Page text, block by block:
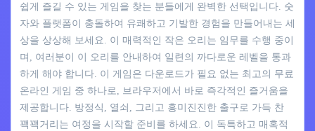
쉽게 즐길 수 있는 게임을 찾는 분들에게 완벽한 선택입니다. 숫
자와 플랫폼이 충돌하여 유쾌하고 기발한 경험을 만들어내는 세
상을 상상해 보세요. 이 매력적인 작은 오리는 임무를 수행 중이
며, 여러분이 이 오리를 안내하여 일련의 까다로운 레벨을 통과
하게 해야 합니다. 이 게임은 다운로드가 필요 없는 최고의 무료
온라인 게임 중 하나로, 브라우저에서 바로 즉각적인 즐거움을
제공합니다. 방정식, 열쇠, 그리고 흥미진진한 출구로 가득 찬
꽥꽥거리는 여정을 시작할 준비를 하세요. 이 독특하고 매혹적